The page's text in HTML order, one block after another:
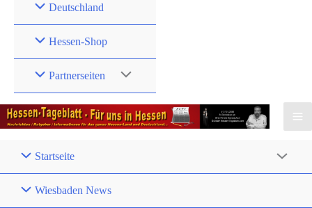
Deutschland
Hessen-Shop
Partnerseiten
Startseite
Wiesbaden News